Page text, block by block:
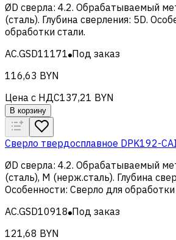
ØD сверла: 4.2. Обрабатываемый
(сталь). Глубина сверления: 5D.
обработки стали.
AC.GSD11171 Под заказ
116,63 BYN
Цена с НДС137,21 BYN
В корзину
Сверло твердосплавное DPK192-
ØD сверла: 4.2. Обрабатываемый
(сталь), M (нерж.сталь). Глубина
Особенности: Сверло для
AC.GSD10918 Под заказ
121,68 BYN